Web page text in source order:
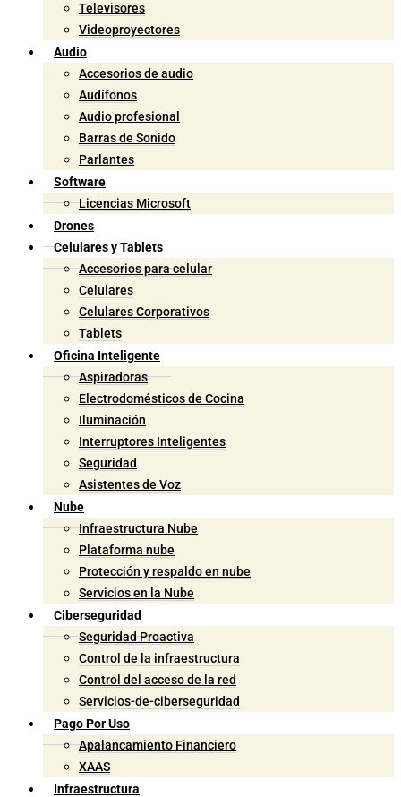
Televisores
Videoproyectores
Audio
Accesorios de audio
Audífonos
Audio profesional
Barras de Sonido
Parlantes
Software
Licencias Microsoft
Drones
Celulares y Tablets
Accesorios para celular
Celulares
Celulares Corporativos
Tablets
Oficina Inteligente
Aspiradoras
Electrodomésticos de Cocina
Iluminación
Interruptores Inteligentes
Seguridad
Asistentes de Voz
Nube
Infraestructura Nube
Plataforma nube
Protección y respaldo en nube
Servicios en la Nube
Ciberseguridad
Seguridad Proactiva
Control de la infraestructura
Control del acceso de la red
Servicios-de-ciberseguridad
Pago Por Uso
Apalancamiento Financiero
XAAS
Infraestructura